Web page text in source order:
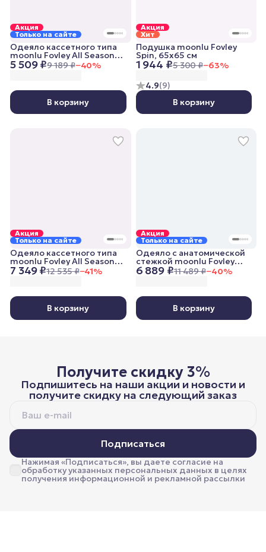
Акция
Только на сайте
5 509 ₽9 189 ₽−40%
Одеяло кассетного типа
moonlu Fovley All Seasons,
140x205 см, всесезонное
В корзину
Акция
Хит
4.9(9)
1 944 ₽5 300 ₽−63%
Подушка moonlu Fovley
Spin, 65x65 см
В корзину
Акция
Только на сайте
7 349 ₽12 535 ₽−41%
Одеяло кассетного типа
moonlu Fovley All Seasons,
200x220 см, всесезонное
В корзину
Акция
Только на сайте
6 889 ₽11 489 ₽−40%
Одеяло с анатомической
стежкой moonlu Fovley
Lightweight, 200x220 см,
облегченное
В корзину
Получите скидку 3%
Подпишитесь на наши акции и новости и
получите скидку на следующий заказ
Подписаться
Нажимая «Подписаться», вы даете согласие на
обработку указанных персональных данных в целях
получения информационной и рекламной рассылки